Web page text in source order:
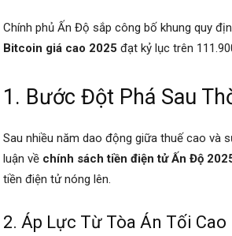
Chính phủ Ấn Độ sắp công bố khung quy
Bitcoin giá cao 2025 đạt kỷ lục trên
1. Bước Đột Phá Sau
Sau nhiều năm dao động giữa thuế cao và
luận về chính sách tiền điện tử Ấn Độ
tiền điện tử nóng lên.
2. Áp Lực Từ Tòa Án Tối Cao